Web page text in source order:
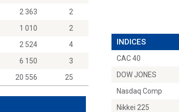
2 363
2
1 010
2
2 524
4
6 150
3
20 556
25
INDICES
CAC 40
DOW JONES
Nasdaq Comp
Nikkei 225